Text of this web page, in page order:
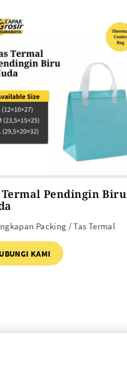
Termal Pendingin Biru
Packing / Tas Termal
KAMI